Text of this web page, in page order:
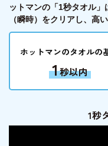
ットマンの「1秒タオル
（瞬時）をクリアし、高
ホットマンのタオルの
1秒以内
1秒